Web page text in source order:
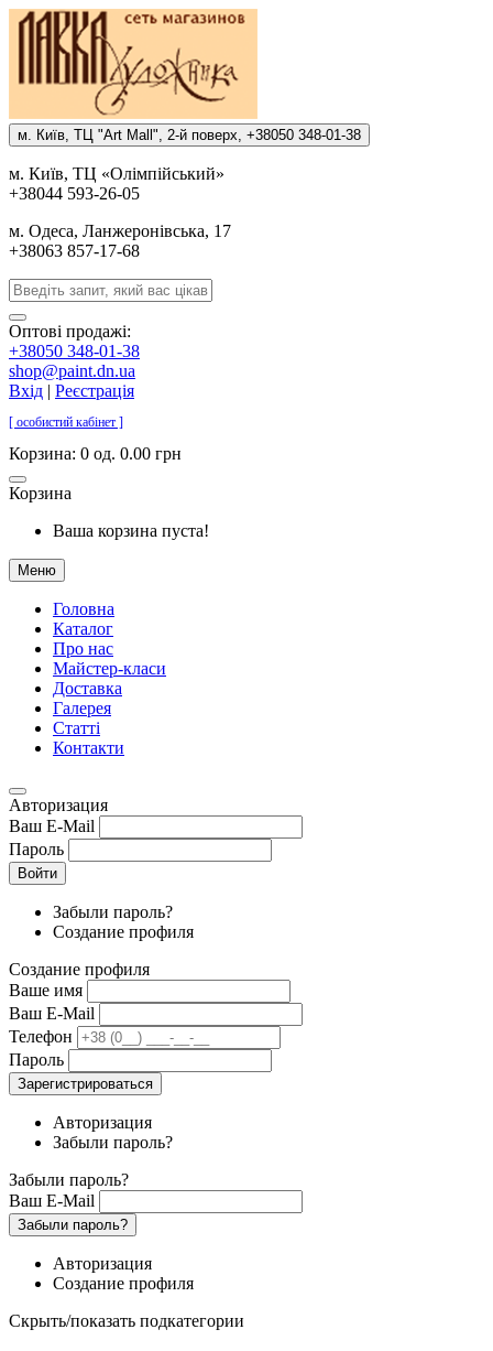
м. Киïв, ТЦ "Art Mall", 2-й поверх, +38050 348-01-38
м. Киïв, ТЦ «Олiмпiйський»
+38044 593-26-05
м. Одеса, Ланжеронiвська, 17
+38063 857-17-68
Оптові продажі:
+38050 348-01-38
shop@paint.dn.ua
Вхід | Реєстрація
[ особистий кабінет ]
Корзина: 0 од. 0.00 грн
Корзина
Ваша корзина пуста!
Меню
Головна
Каталог
Про нас
Майстер-класи
Доставка
Галерея
Статтi
Контакти
Авторизация
Ваш E-Mail
Пароль
Войти
Забыли пароль?
Создание профиля
Создание профиля
Ваше имя
Ваш E-Mail
Телефон
Пароль
Зарегистрироваться
Авторизация
Забыли пароль?
Забыли пароль?
Ваш E-Mail
Забыли пароль?
Авторизация
Создание профиля
Скрыть/показать подкатегории